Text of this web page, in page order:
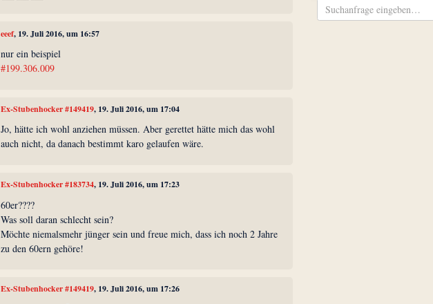
eeef, 19. Juli 2016, um 16:57
nur ein beispiel
#199.306.009
Ex-Stubenhocker #149419, 19. Juli 2016, um 17:04
Jo, hätte ich wohl anziehen müssen. Aber gerettet hätte mich das wohl
auch nicht, da danach bestimmt karo gelaufen wäre.
Ex-Stubenhocker #183734, 19. Juli 2016, um 17:23
60er????
Was soll daran schlecht sein?
Möchte niemalsmehr jünger sein und freue mich, dass ich noch 2 Jahre
zu den 60ern gehöre!
Ex-Stubenhocker #149419, 19. Juli 2016, um 17:26